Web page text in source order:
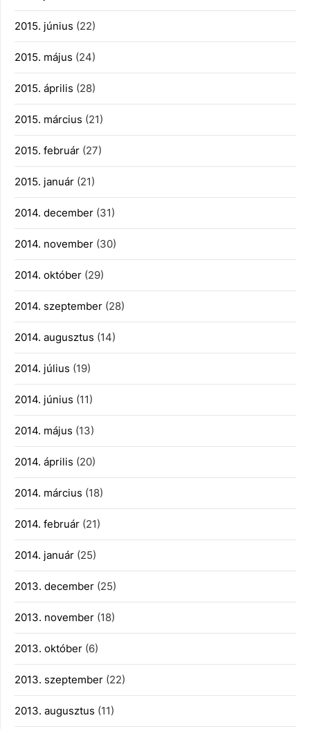
2015. június (22)
2015. május (24)
2015. április (28)
2015. március (21)
2015. február (27)
2015. január (21)
2014. december (31)
2014. november (30)
2014. október (29)
2014. szeptember (28)
2014. augusztus (14)
2014. július (19)
2014. június (11)
2014. május (13)
2014. április (20)
2014. március (18)
2014. február (21)
2014. január (25)
2013. december (25)
2013. november (18)
2013. október (6)
2013. szeptember (22)
2013. augusztus (11)